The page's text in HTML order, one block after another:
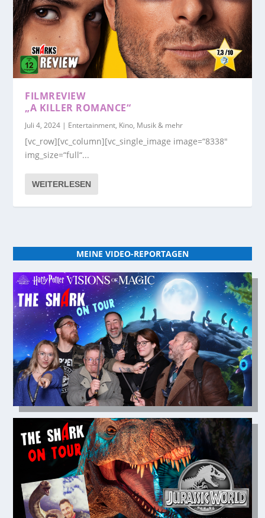
FILMREVIEW
„A KILLER ROMANCE“
Juli 4, 2024 | Entertainment, Kino, Musik & mehr
[vc_row][vc_column][vc_single_image image=“8338″
img_size=“full“...
WEITERLESEN
MEINE VIDEO-REPORTAGEN